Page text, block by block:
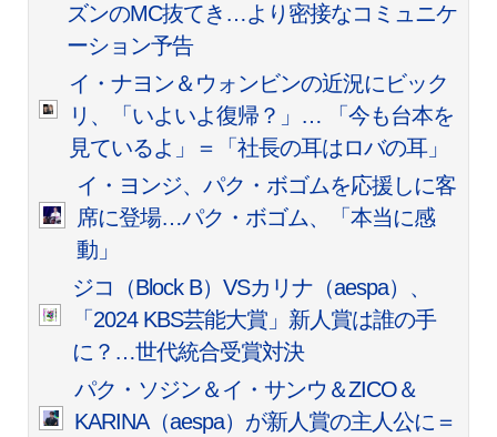
ズンのMC抜てき…より密接なコミュニケ
ーション予告
イ・ナヨン＆ウォンビンの近況にビック
リ、「いよいよ復帰？」… 「今も台本を
見ているよ」＝「社長の耳はロバの耳」
イ・ヨンジ、パク・ボゴムを応援しに客
席に登場…パク・ボゴム、「本当に感
動」
ジコ（Block B）VSカリナ（aespa）、
「2024 KBS芸能大賞」新人賞は誰の手
に？…世代統合受賞対決
パク・ソジン＆イ・サンウ＆ZICO＆
KARINA（aespa）が新人賞の主人公に＝